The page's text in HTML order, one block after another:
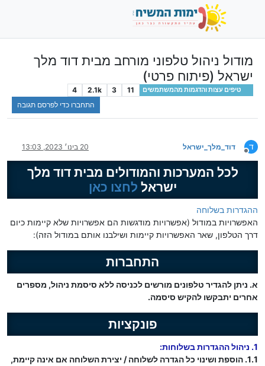
מודול ניהול טלפוני מורחב מבית דוד מלך
ישראל (פיתוח פרטי)
טיפים עצות והדגמות מהמשתמשים 11
3
2.1k
4
התחברו כדי לפרסם תגובה
ד
מנותק
דוד_מלך_ישראל 20 בינו׳ 2023, 13:03
לכל המערכות והמודולים מבית דוד מלך
ישראל לחצו כאן
ההגדרות בשלוחה
האפשרויות במודול (אפשרויות מודגשות הם אפשרויות שלא קיימות כיום
דרך הטלפון, שאר האפשרויות קיימות ושילבנו אותם במודול הזה):
התחברות
א. ניתן להגדיר טלפונים מורשים לכניסה ללא סיסמת ניהול, מספרים
אחרים יתבקשו להקיש סיסמה.
פונקציות
1. ניהול ההגדרות בשלוחות:
1.1. הוספת ושינוי כל הגדרה לשלוחה / יצירת השלוחה אם אינה קיימת,